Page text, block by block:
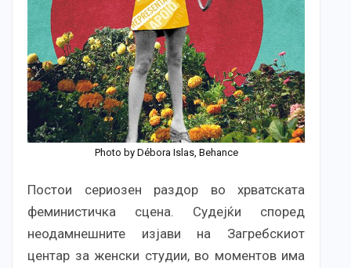
Photo by Débora Islas, Behance
Постои сериозен раздор во хрватската
феминистичка сцена. Судејќи според
неодамнешните изјави на Загребскиот
центар за женски студии, во моментов има